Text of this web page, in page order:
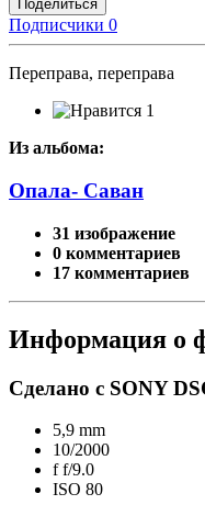
Поделиться
Подписчики 0
Переправа, переправа
1
Из альбома:
Опала- Саван
31 изображение
0 комментариев
17 комментариев
Информация о
Сделано с SONY
5,9 mm
10/2000
ff/9.0
ISO 80